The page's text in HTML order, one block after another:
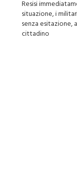
Resisi
situazione, i
senza esitazione,
cittadino